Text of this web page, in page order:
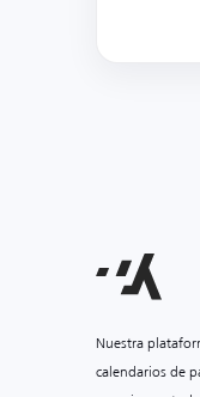
Nuestra
calendarios de